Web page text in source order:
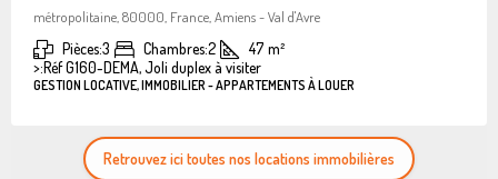
métropolitaine, 80000, France, Amiens - Val d'Avre
Pièces:3 Chambres:2 47 m²
>:Réf G160-DEMA, Joli duplex à visiter
GESTION LOCATIVE, IMMOBILIER - APPARTEMENTS À LOUER
Retrouvez ici toutes nos locations immobilières